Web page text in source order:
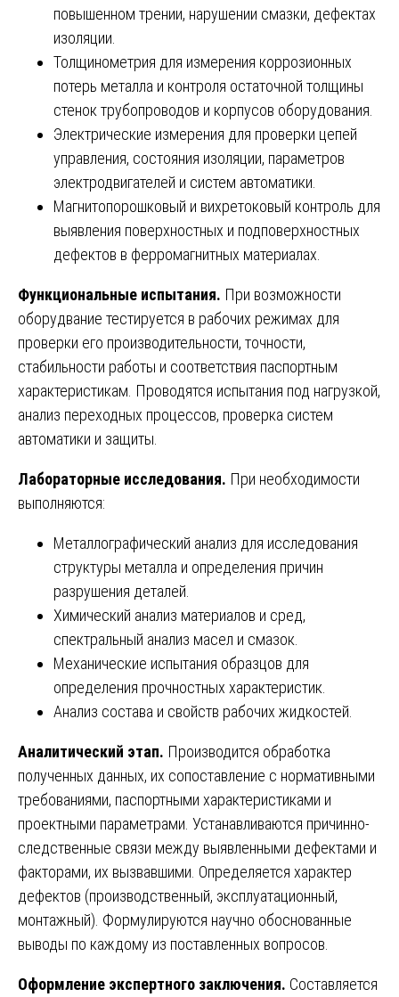
повышенном трении, нарушении смазки, дефектах
изоляции.
Толщинометрия для измерения коррозионных
потерь металла и контроля остаточной толщины
стенок трубопроводов и корпусов оборудования.
Электрические измерения для проверки цепей
управления, состояния изоляции, параметров
электродвигателей и систем автоматики.
Магнитопорошковый и вихретоковый контроль для
выявления поверхностных и подповерхностных
дефектов в ферромагнитных материалах.
Функциональные испытания. При возможности
оборудвание тестируется в рабочих режимах для
проверки его производительности, точности,
стабильности работы и соответствия паспортным
характеристикам. Проводятся испытания под нагрузкой,
анализ переходных процессов, проверка систем
автоматики и защиты.
Лабораторные исследования. При необходимости
выполняются:
Металлографический анализ для исследования
структуры металла и определения причин
разрушения деталей.
Химический анализ материалов и сред,
спектральный анализ масел и смазок.
Механические испытания образцов для
определения прочностных характеристик.
Анализ состава и свойств рабочих жидкостей.
Аналитический этап. Производится обработка
полученных данных, их сопоставление с нормативными
требованиями, паспортными характеристиками и
проектными параметрами. Устанавливаются причинно-
следственные связи между выявленными дефектами и
факторами, их вызвавшими. Определяется характер
дефектов (производственный, эксплуатационный,
монтажный). Формулируются научно обоснованные
выводы по каждому из поставленных вопросов.
Оформление экспертного заключения. Составляется